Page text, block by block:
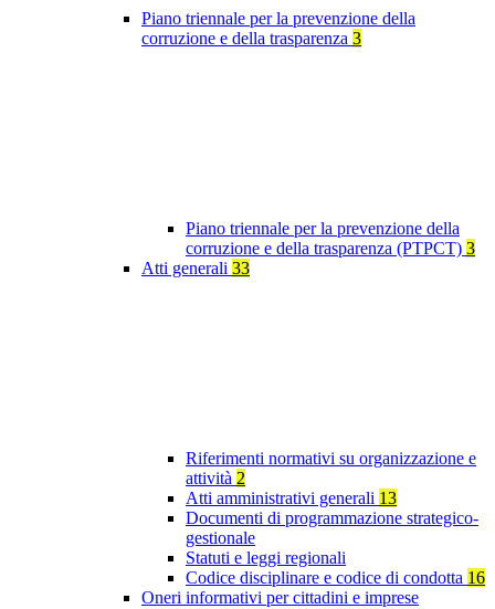
Piano triennale per la prevenzione della
corruzione e della trasparenza 3
Piano triennale per la prevenzione della
corruzione e della trasparenza (PTPCT) 3
Atti generali 33
Riferimenti normativi su organizzazione e
attività 2
Atti amministrativi generali 13
Documenti di programmazione strategico-
gestionale
Statuti e leggi regionali
Codice disciplinare e codice di condotta 16
Oneri informativi per cittadini e imprese